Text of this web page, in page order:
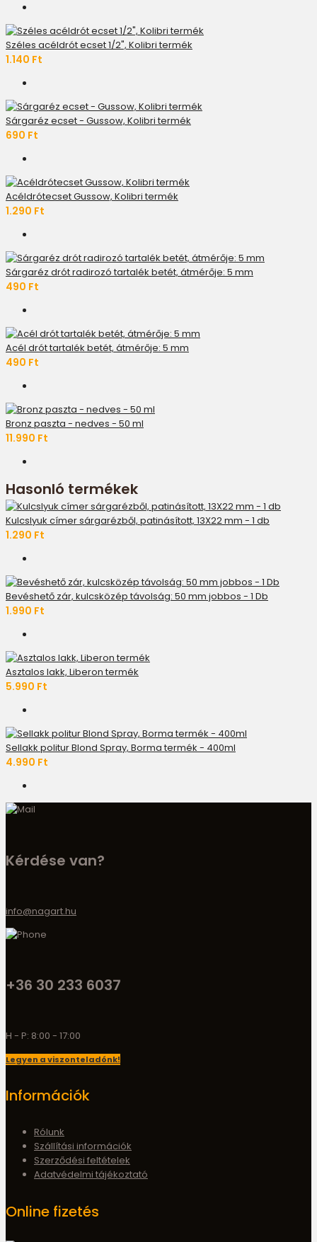
Széles acéldrót ecset 1/2", Kolibri termék
1.140 Ft
Sárgaréz ecset - Gussow, Kolibri termék
690 Ft
Acéldrótecset Gussow, Kolibri termék
1.290 Ft
Sárgaréz drót radirozó tartalék betét, átmérője: 5 mm
490 Ft
Acél drót tartalék betét, átmérője: 5 mm
490 Ft
Bronz paszta - nedves - 50 ml
11.990 Ft
Hasonló termékek
Kulcslyuk címer sárgarézből, patinásított, 13X22 mm - 1 db
1.290 Ft
Bevéshető zár, kulcsközép távolság: 50 mm jobbos - 1 Db
1.990 Ft
Asztalos lakk, Liberon termék
5.990 Ft
Sellakk politur Blond Spray, Borma termék - 400ml
4.990 Ft
Kérdése van?
info@nagart.hu
+36 30 233 6037
H - P: 8:00 - 17:00
Legyen a viszonteladónk!
Információk
Rólunk
Szállítási információk
Szerződési feltételek
Adatvédelmi tájékoztató
Online fizetés